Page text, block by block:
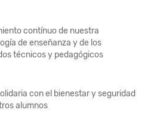
contínuo de nuestra
de enseñanza y de los
técnicos y pedagógicos
con el bienestar y seguridad
alumnos